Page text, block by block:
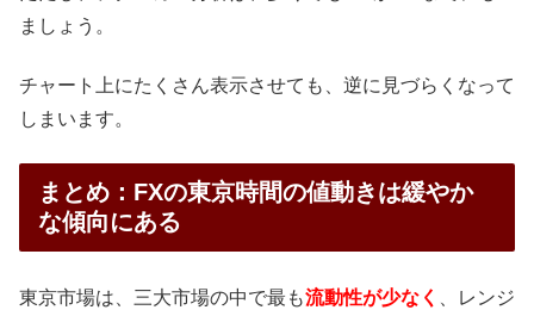
ましょう。
チャート上にたくさん表示させても、逆に見づらくなって
しまいます。
まとめ：FXの東京時間の値動きは緩やか
な傾向にある
東京市場は、三大市場の中で最も流動性が少なく
、レンジ